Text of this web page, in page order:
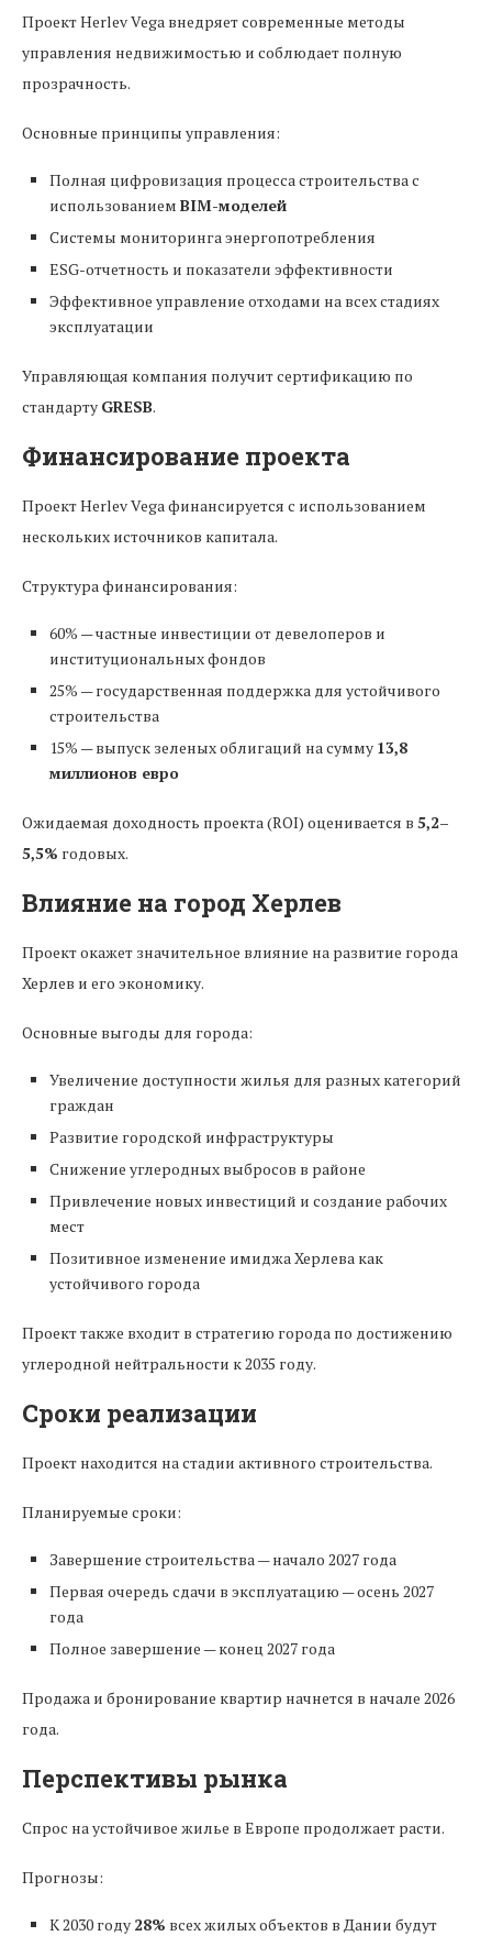
Проект Herlev Vega внедряет современные методы
управления недвижимостью и соблюдает полную
прозрачность.
Основные принципы управления:
Полная цифровизация процесса строительства с
использованием BIM-моделей
Системы мониторинга энергопотребления
ESG-отчетность и показатели эффективности
Эффективное управление отходами на всех стадиях
эксплуатации
Управляющая компания получит сертификацию по
стандарту GRESB.
Финансирование проекта
Проект Herlev Vega финансируется с использованием
нескольких источников капитала.
Структура финансирования:
60% — частные инвестиции от девелоперов и
институциональных фондов
25% — государственная поддержка для устойчивого
строительства
15% — выпуск зеленых облигаций на сумму 13,8
миллионов евро
Ожидаемая доходность проекта (ROI) оценивается в 5,2–
5,5% годовых.
Влияние на город Херлев
Проект окажет значительное влияние на развитие города
Херлев и его экономику.
Основные выгоды для города:
Увеличение доступности жилья для разных категорий
граждан
Развитие городской инфраструктуры
Снижение углеродных выбросов в районе
Привлечение новых инвестиций и создание рабочих
мест
Позитивное изменение имиджа Херлева как
устойчивого города
Проект также входит в стратегию города по достижению
углеродной нейтральности к 2035 году.
Сроки реализации
Проект находится на стадии активного строительства.
Планируемые сроки:
Завершение строительства — начало 2027 года
Первая очередь сдачи в эксплуатацию — осень 2027
года
Полное завершение — конец 2027 года
Продажа и бронирование квартир начнется в начале 2026
года.
Перспективы рынка
Спрос на устойчивое жилье в Европе продолжает расти.
Прогнозы:
К 2030 году 28% всех жилых объектов в Дании будут